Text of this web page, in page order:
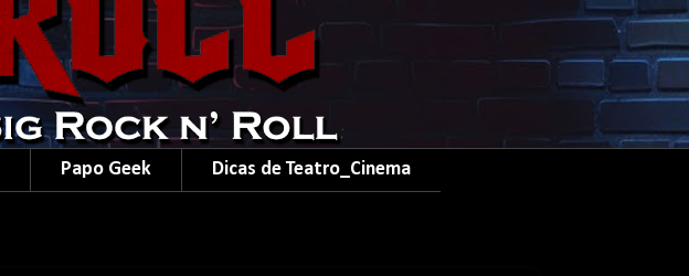
Papo Geek Dicas de Teatro_Cinema